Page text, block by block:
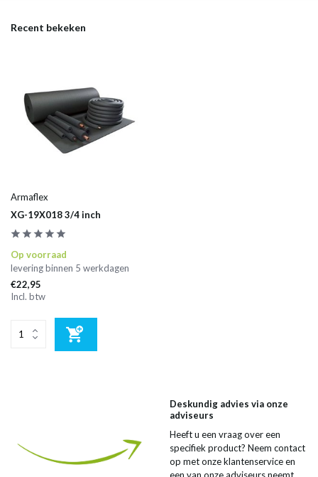
Recent bekeken
Armaflex
XG-19X018 3/4 inch
Op voorraad
levering binnen 5 werkdagen
€22,95
Incl. btw
Deskundig advies via onze
adviseurs
Heeft u een vraag over een
specifiek product? Neem contact
op met onze klantenservice en